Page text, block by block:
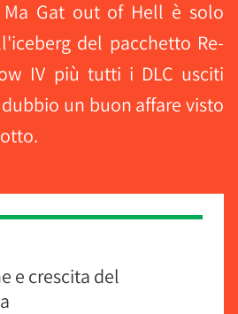
Gat out of Hell è solo
del pacchetto Re-
IV più tutti i DLC usciti
un buon affare visto
e crescita del